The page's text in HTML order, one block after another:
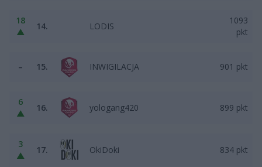
18
▲
14. LODIS
1093
pkt
– 15. INWIGILACJA 901 pkt
6
▲
16. yologang420 899 pkt
3
▲
17. OkiDoki 834 pkt